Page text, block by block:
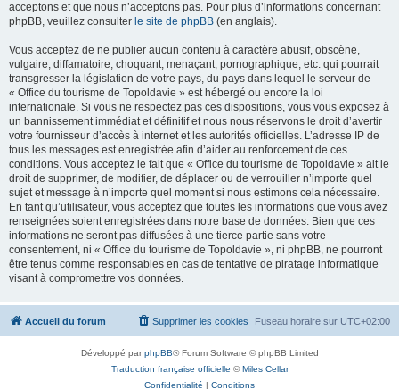
acceptons et que nous n’acceptons pas. Pour plus d’informations concernant
phpBB, veuillez consulter le site de phpBB (en anglais).
Vous acceptez de ne publier aucun contenu à caractère abusif, obscène,
vulgaire, diffamatoire, choquant, menaçant, pornographique, etc. qui pourrait
transgresser la législation de votre pays, du pays dans lequel le serveur de
« Office du tourisme de Topoldavie » est hébergé ou encore la loi
internationale. Si vous ne respectez pas ces dispositions, vous vous exposez à
un bannissement immédiat et définitif et nous nous réservons le droit d’avertir
votre fournisseur d’accès à internet et les autorités officielles. L’adresse IP de
tous les messages est enregistrée afin d’aider au renforcement de ces
conditions. Vous acceptez le fait que « Office du tourisme de Topoldavie » ait le
droit de supprimer, de modifier, de déplacer ou de verrouiller n’importe quel
sujet et message à n’importe quel moment si nous estimons cela nécessaire.
En tant qu’utilisateur, vous acceptez que toutes les informations que vous avez
renseignées soient enregistrées dans notre base de données. Bien que ces
informations ne seront pas diffusées à une tierce partie sans votre
consentement, ni « Office du tourisme de Topoldavie », ni phpBB, ne pourront
être tenus comme responsables en cas de tentative de piratage informatique
visant à compromettre vos données.
Accueil du forum Fuseau horaire sur UTC+02:00
Supprimer les cookies
Développé parphpBB® Forum Software © phpBB Limited
Traduction française officielle ©Miles Cellar
Confidentialité | Conditions